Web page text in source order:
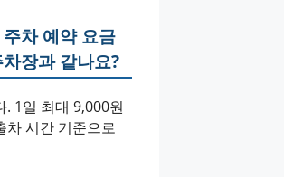
차 예약 요금
장과 같나요?
. 1일 최대 9,000원
차 시간 기준으로